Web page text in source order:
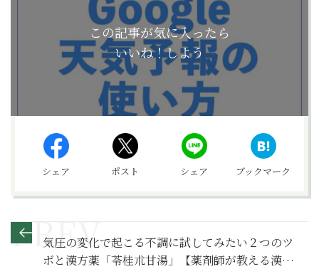
この記事が気に入ったら
いいね！しよう
シェア ポスト シェア ブックマーク
気圧の変化で起こる不調に試してみたい２つのツ
ボと漢方薬「苓桂朮甘湯」【薬剤師が教える漢方